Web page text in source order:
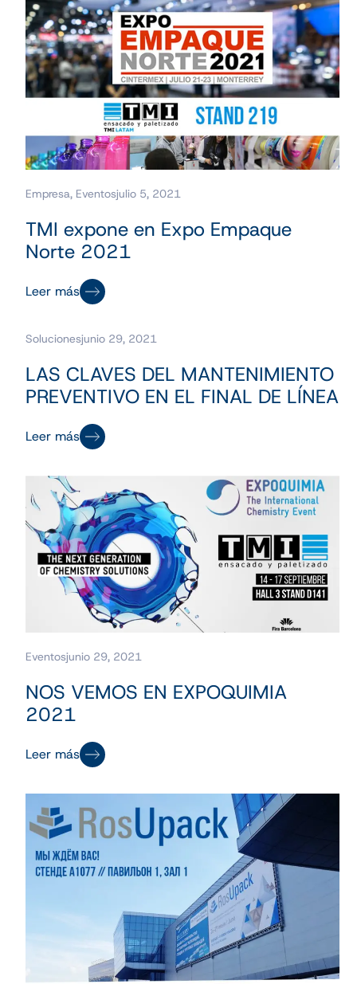
Empresa, Eventosjulio 5, 2021
TMI expone en Expo Empaque
Norte 2021
Leer más
Solucionesjunio 29, 2021
LAS CLAVES DEL MANTENIMIENTO
PREVENTIVO EN EL FINAL DE LÍNEA
Leer más
Eventosjunio 29, 2021
NOS VEMOS EN EXPOQUIMIA
2021
Leer más